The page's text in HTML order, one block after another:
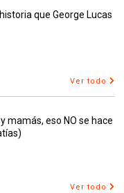
que George Lucas
Ver todo
mamás, eso NO se hace
Ver todo